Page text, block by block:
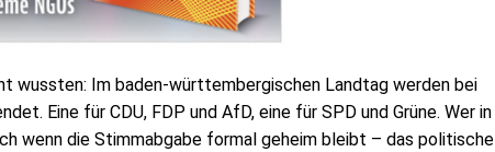
wussten: Im baden-württembergischen Landtag werden bei
Eine für CDU, FDP und AfD, eine für SPD und Grüne. Wer in
wenn die Stimmabgabe formal geheim bleibt – das politische